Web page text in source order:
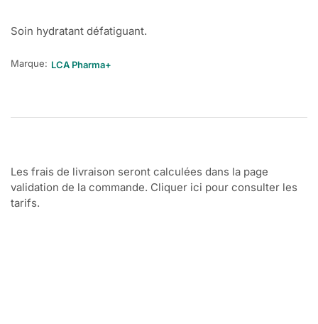
Soin hydratant défatiguant.
Marque: LCA Pharma+
Les frais de livraison seront calculées dans la page
validation de la commande. Cliquer ici pour consulter les
tarifs.